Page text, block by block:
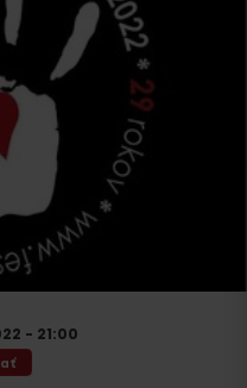
- 21:00